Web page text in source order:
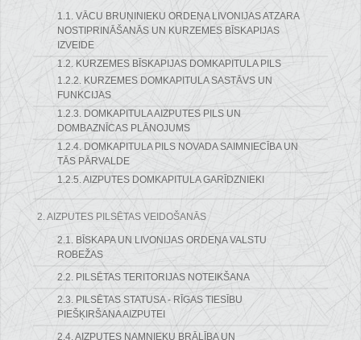
1.1. VĀCU BRUŅINIEKU ORDEŅA LIVONIJAS ATZARA
NOSTIPRINĀŠANĀS UN KURZEMES BĪSKAPIJAS
IZVEIDE
1.2. KURZEMES BĪSKAPIJAS DOMKAPITULA PILS
1.2.2. KURZEMES DOMKAPITULA SASTĀVS UN
FUNKCIJAS
1.2.3. DOMKAPITULA AIZPUTES PILS UN
DOMBAZNĪCAS PLĀNOJUMS
1.2.4. DOMKAPITULA PILS NOVADA SAIMNIECĪBA UN
TĀS PĀRVALDE
1.2.5. AIZPUTES DOMKAPITULA GARĪDZNIEKI
2. AIZPUTES PILSĒTAS VEIDOŠANĀS
2.1. BĪSKAPA UN LIVONIJAS ORDEŅA VALSTU
ROBEŽAS
2.2. PILSĒTAS TERITORIJAS NOTEIKŠANA
2.3. PILSĒTAS STATUSA - RĪGAS TIESĪBU
PIEŠĶIRŠANA AIZPUTEI
2.4. AIZPUTES NAMNIEKU BRĀLĪBA UN